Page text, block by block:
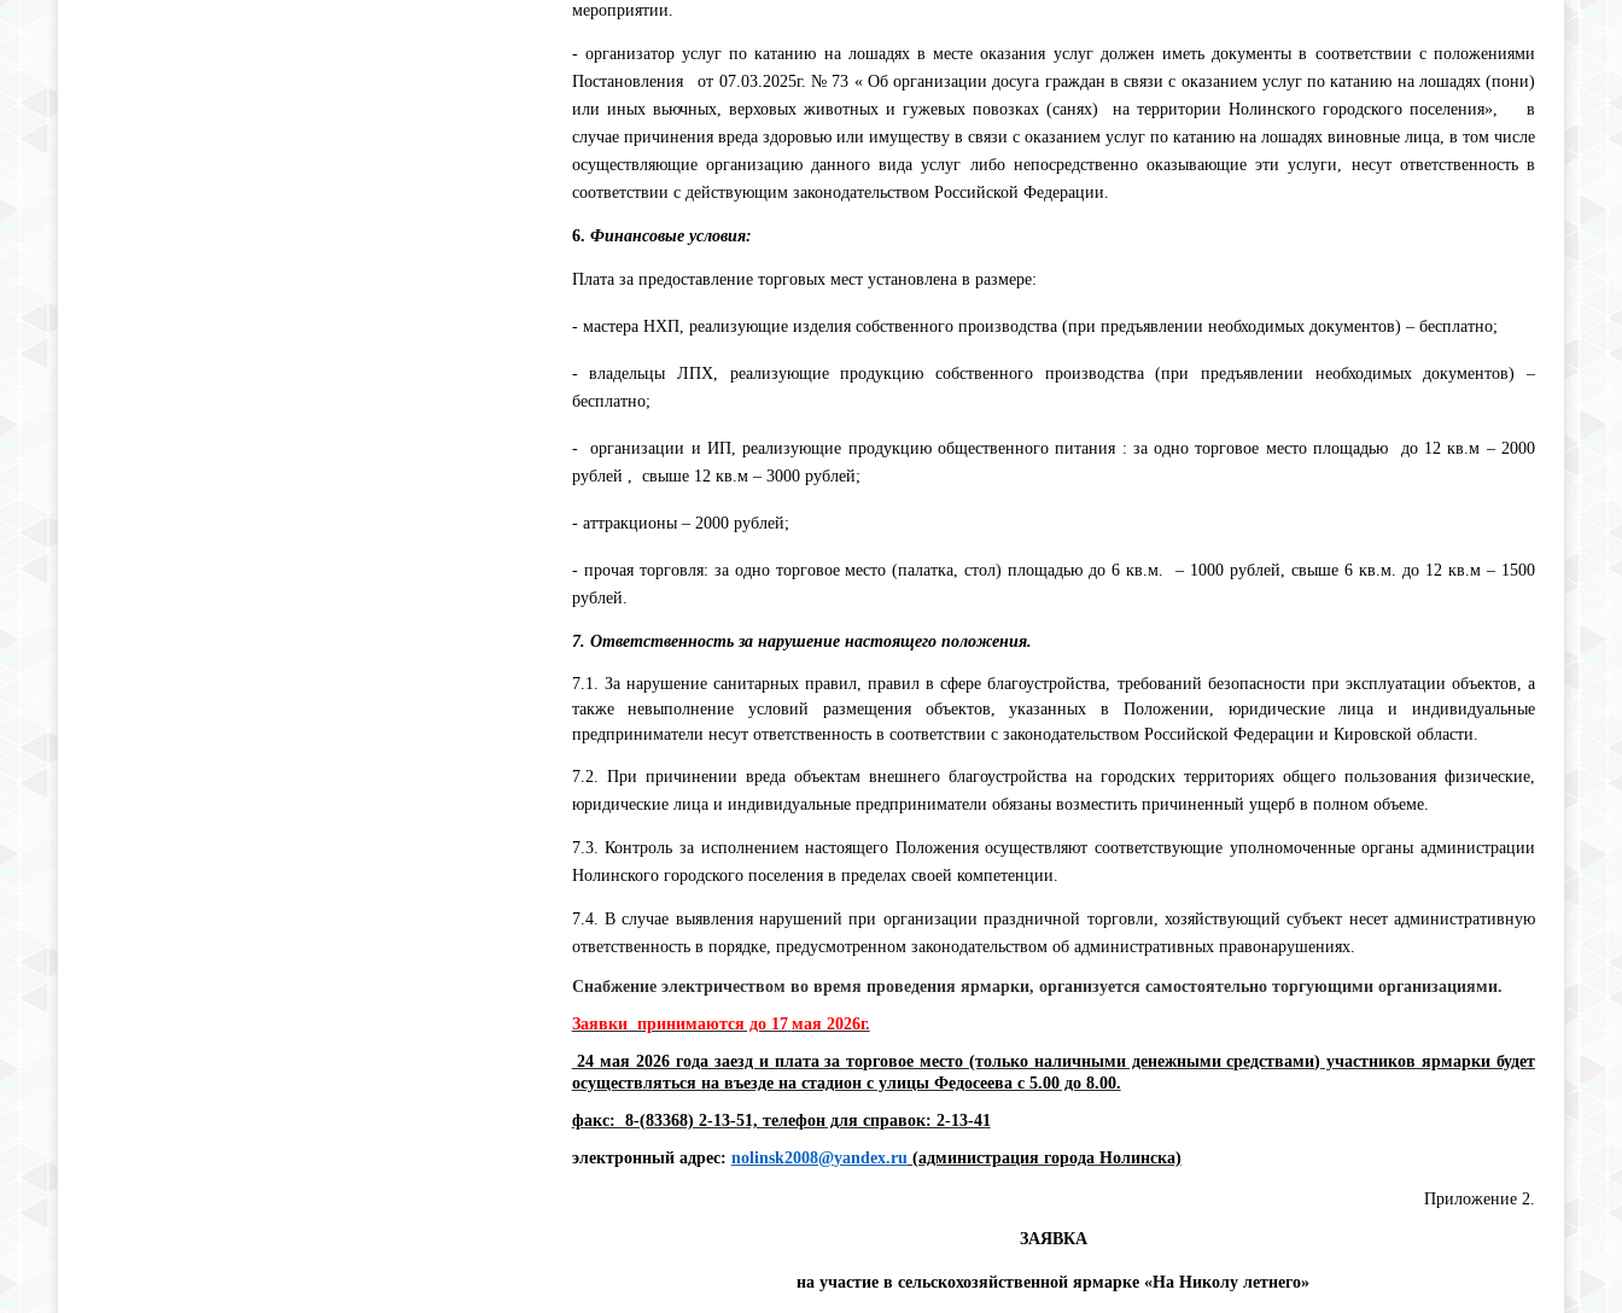
мероприятии.
- организатор услуг по катанию на лошадях в месте оказания услуг должен иметь документы в соответствии с положениями
Постановления от 07.03.2025г. № 73 « Об организации досуга граждан в связи с оказанием услуг по катанию на лошадях (пони)
или иных вьючных, верховых животных и гужевых повозках (санях) на территории Нолинского городского поселения», в
случае причинения вреда здоровью или имуществу в связи с оказанием услуг по катанию на лошадях виновные лица, в том числе
осуществляющие организацию данного вида услуг либо непосредственно оказывающие эти услуги, несут ответственность в
соответствии с действующим законодательством Российской Федерации.
6. Финансовые условия:
Плата за предоставление торговых мест установлена в размере:
- мастера НХП, реализующие изделия собственного производства (при предъявлении необходимых документов) – бесплатно;
- владельцы ЛПХ, реализующие продукцию собственного производства (при предъявлении необходимых документов) –
бесплатно;
- организации и ИП, реализующие продукцию общественного питания : за одно торговое место площадью до 12 кв.м – 2000
рублей , свыше 12 кв.м – 3000 рублей;
- аттракционы – 2000 рублей;
- прочая торговля: за одно торговое место (палатка, стол) площадью до 6 кв.м. – 1000 рублей, свыше 6 кв.м. до 12 кв.м – 1500
рублей.
7. Ответственность за нарушение настоящего положения.
7.1. За нарушение санитарных правил, правил в сфере благоустройства, требований безопасности при эксплуатации объектов, а
также невыполнениеусловий размещения объектов, указанных в Положении, юридические лица и индивидуальные
предприниматели несут ответственность в соответствии с законодательством Российской Федерации и Кировской области.
7.2. При причинении вреда объектам внешнего благоустройства на городских территориях общего пользования физические,
юридические лица и индивидуальные предприниматели обязаны возместить причиненный ущерб в полном объеме.
7.3. Контроль за исполнением настоящего Положения осуществляют соответствующие уполномоченные органы администрации
Нолинского городского поселения в пределах своей компетенции.
7.4. В случае выявления нарушений при организации праздничной торговли, хозяйствующий субъект несет административную
ответственность в порядке, предусмотренном законодательством об административных правонарушениях.
Снабжение электричеством во время проведения ярмарки, организуется самостоятельно торгующими организациями.
Заявки принимаются до 17 мая 2026г.
24 мая 2026 года заезд и плата за торговое место (только наличными денежными средствами) участников ярмарки будет
осуществляться на въезде на стадион с улицы Федосеева с 5.00 до 8.00.
факс: 8-(83368) 2-13-51, телефон для справок: 2-13-41
электронный адрес: nolinsk2008@yandex.ru(администрация города Нолинска)
Приложение 2.
ЗАЯВКА
на участие в сельскохозяйственной ярмарке «На Николу летнего»